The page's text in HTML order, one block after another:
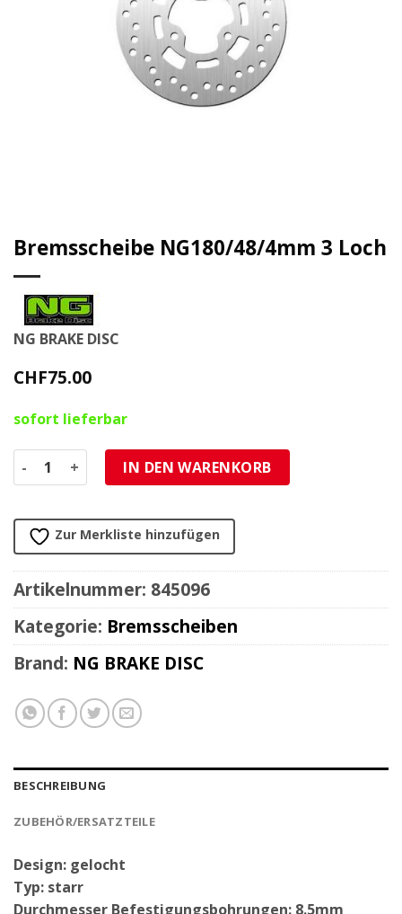
Bremsscheibe NG180/48/4mm 3 Loch
NG BRAKE DISC
CHF75.00
sofort lieferbar
Bremsscheibe NG180/48/4mm 3 Loch Menge
IN DEN WARENKORB
Zur Merkliste hinzufügen
Artikelnummer: 845096
Kategorie: Bremsscheiben
Brand: NG BRAKE DISC
BESCHREIBUNG
ZUBEHÖR/ERSATZTEILE
Design: gelocht
Typ: starr
Durchmesser Befestigungsbohrungen: 8.5mm